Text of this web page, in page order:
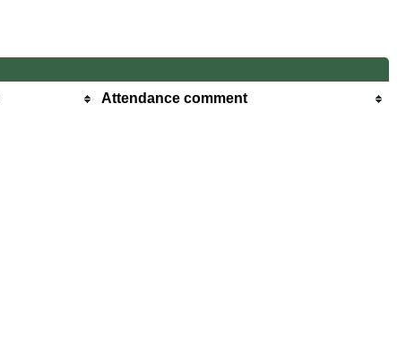
Attendance comment